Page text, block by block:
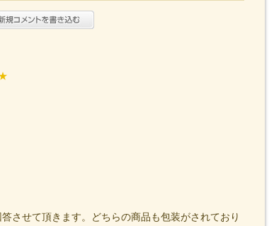
させて頂きます。どちらの商品も包装がされており